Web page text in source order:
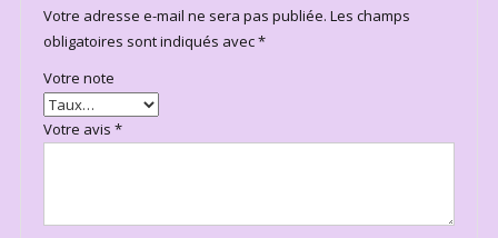
Votre adresse e-mail ne sera pas publiée. Les champs
obligatoires sont indiqués avec*
Votre note
Votre avis *